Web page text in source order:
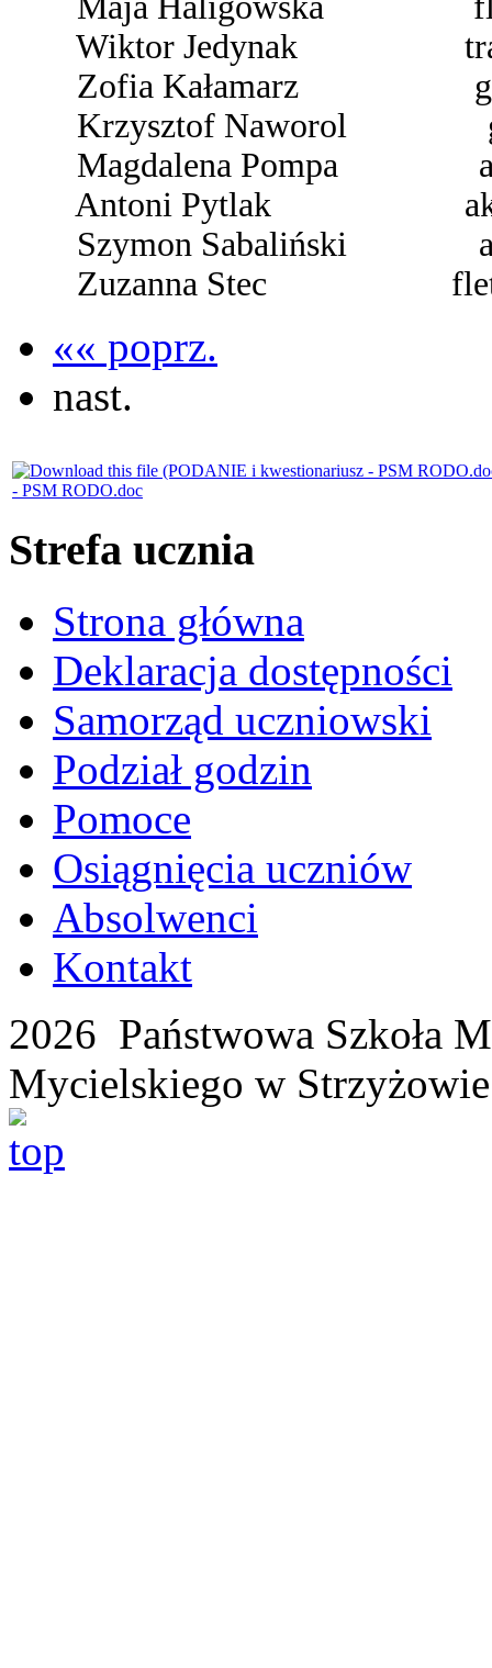
Wiktor Jedynak
Zofia Kałamarz
Krzysztof Naworol
Magdalena Pompa
Antoni Pytlak
Szymon Sabaliński
Zuzanna Stec
«« poprz.
nast.
- PSM RODO.doc
Strefa ucznia
Strona główna
Deklaracja dostępności
Samorząd uczniowski
Podział godzin
Pomoce
Osiągnięcia uczniów
Absolwenci
Kontakt
2026 Państwowa Szkoła
Mycielskiego w Strzyżowie